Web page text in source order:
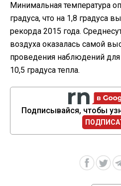
Минимальная температура
градуса, что на 1,8 градуса
рекорда 2015 года.
воздуха оказалась самой
проведения наблюдений для
10,5 градуса тепла.
Подписывайся, чтобы